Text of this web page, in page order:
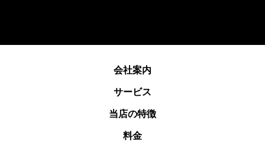
会社案内
サービス
当店の特徴
料金